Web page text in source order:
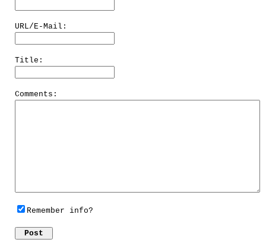
URL/E-Mail:
Title:
Comments:
Remember info?